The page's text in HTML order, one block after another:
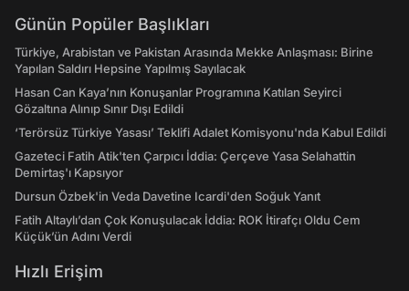
Günün Popüler Başlıkları
Türkiye, Arabistan ve Pakistan Arasında Mekke Anlaşması: Birine
Yapılan Saldırı Hepsine Yapılmış Sayılacak
Hasan Can Kaya’nın Konuşanlar Programına Katılan Seyirci
Gözaltına Alınıp Sınır Dışı Edildi
‘Terörsüz Türkiye Yasası’ Teklifi Adalet Komisyonu'nda Kabul Edildi
Gazeteci Fatih Atik'ten Çarpıcı İddia: Çerçeve Yasa Selahattin
Demirtaş'ı Kapsıyor
Dursun Özbek'in Veda Davetine Icardi'den Soğuk Yanıt
Fatih Altaylı’dan Çok Konuşulacak İddia: ROK İtirafçı Oldu Cem
Küçük’ün Adını Verdi
Hızlı Erişim